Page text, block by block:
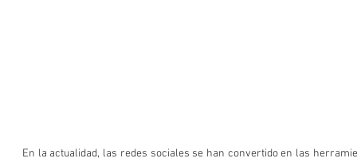
En la actualidad, las redes sociales se han convertido en las